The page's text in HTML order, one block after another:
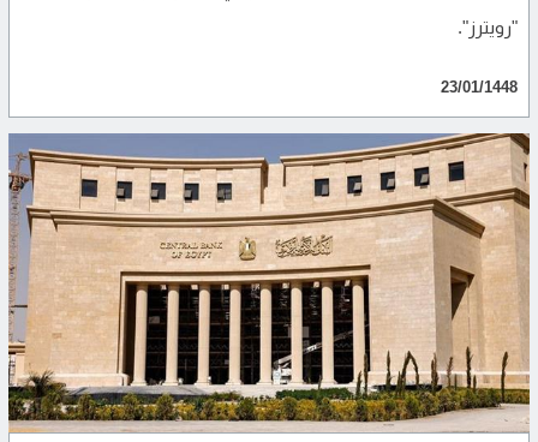
"رويترز".
23/01/1448